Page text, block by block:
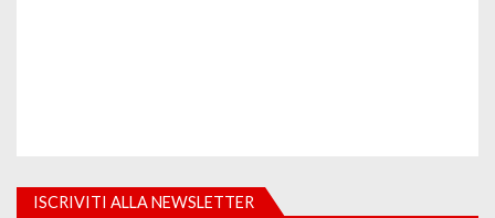
ISCRIVITI ALLA NEWSLETTER